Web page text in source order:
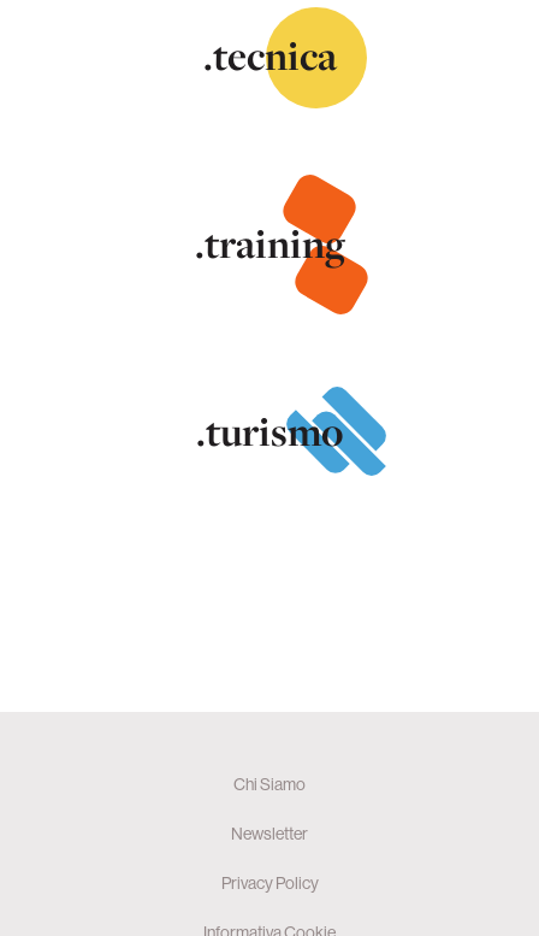
.tecnica
.training
.turismo
Chi Siamo
Newsletter
Privacy Policy